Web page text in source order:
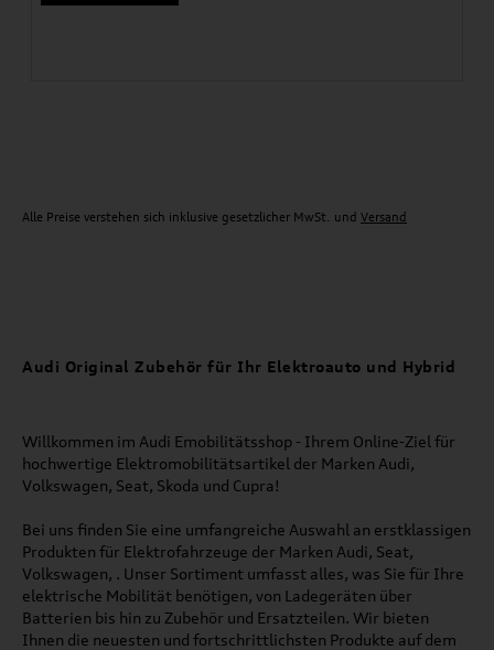
Alle Preise verstehen sich inklusive gesetzlicher MwSt. und Versand
Audi Original Zubehör für Ihr Elektroauto und Hybrid
Willkommen im Audi Emobilitätsshop - Ihrem Online-Ziel für
hochwertige Elektromobilitätsartikel der Marken Audi,
Volkswagen, Seat, Skoda und Cupra!
Bei uns finden Sie eine umfangreiche Auswahl an erstklassigen
Produkten für Elektrofahrzeuge der Marken Audi, Seat,
Volkswagen, . Unser Sortiment umfasst alles, was Sie für Ihre
elektrische Mobilität benötigen, von Ladegeräten über
Batterien bis hin zu Zubehör und Ersatzteilen. Wir bieten
Ihnen die neuesten und fortschrittlichsten Produkte auf dem